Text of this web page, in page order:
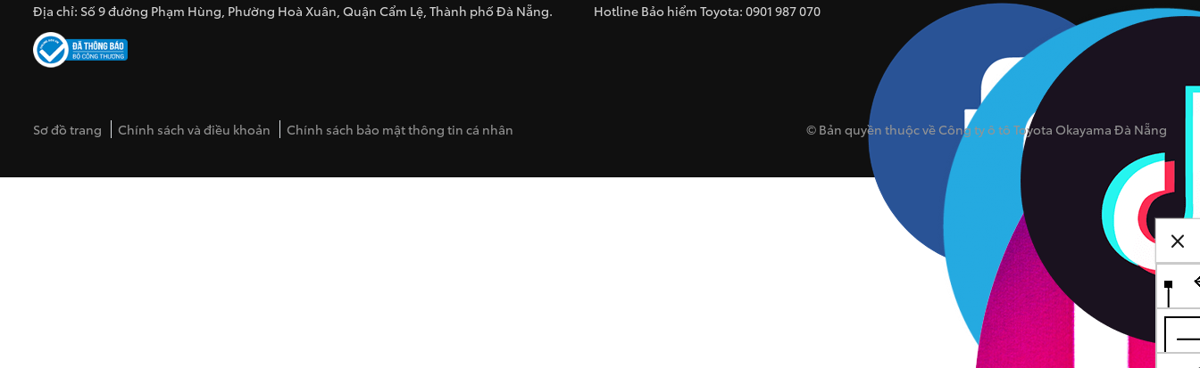
Địa chỉ: Số 9 đường Phạm Hùng, Phường Hoà Xuân, Quận Cẩm Lệ, Thành phố Đà Nẵng.
Hotline Bảo hiểm Toyota: 0901 987 070
Sơ đồ trang Chính sách và điều khoản Chính sách bảo mật thông tin cá nhân © Bản quyền thuộc về Công ty ô tô Toyota Okayama Đà Nẵng